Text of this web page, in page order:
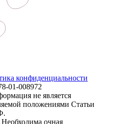
конфиденциальности
01-008972
не является
положениями Статьи
очная